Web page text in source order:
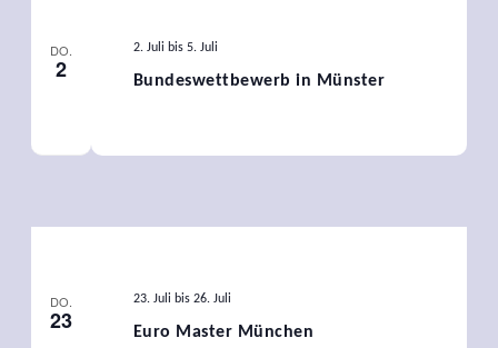
DO.
2 Bundeswettbewerb in Münster
2. Juli bis 5. Juli
DO.
23 Euro Master München
23. Juli bis 26. Juli